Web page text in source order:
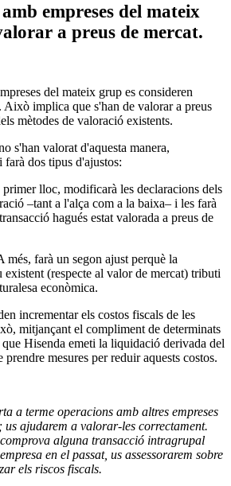
empreses del mateix
a preus de mercat.
del mateix grup es consideren
Això implica que s'han de valorar a preus
mètodes de valoració existents.
s'han valorat d'aquesta manera,
dos tipus d'ajustos:
primer lloc, modificarà les declaracions dels
–tant a l'alça com a la baixa– i les farà
hagués estat valorada a preus de
més, farà un segon ajust perquè la
existent (respecte al valor de mercat) tributi
econòmica.
incrementar els costos fiscals de les
mitjançant el compliment de determinats
Hisenda emeti la liquidació derivada del
mesures per reduir aquests costos.
a terme operacions amb altres empreses
us ajudarem a valorar-les correctament.
alguna transacció intragrupal
en el passat, us assessorarem sobre
els riscos fiscals.